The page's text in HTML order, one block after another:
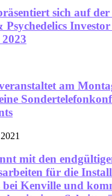
sich auf der
Psychedelics
am
mit den
für die
bei Kenville und